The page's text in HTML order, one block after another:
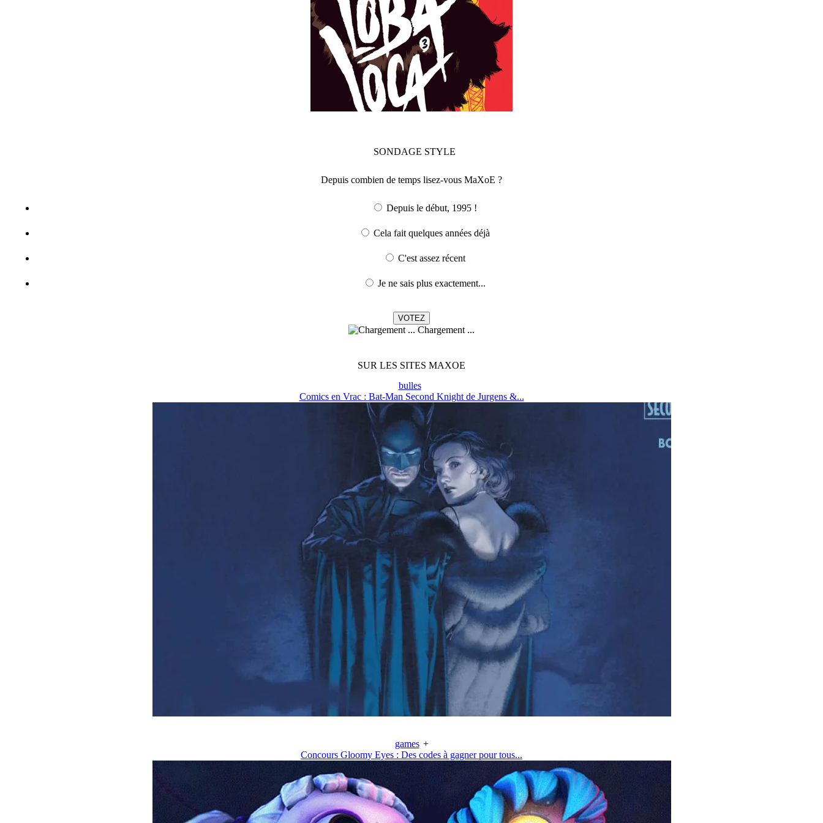
SONDAGE STYLE
Depuis combien de temps lisez-vous MaXoE ?
Depuis le début, 1995 !
Cela fait quelques années déjà
C'est assez récent
Je ne sais plus exactement...
Chargement ...
SUR LES SITES MAXOE
bulles
Comics en Vrac : Bat-Man Second Knight de Jurgens &...
games +
Concours Gloomy Eyes : Des codes à gagner pour tous...